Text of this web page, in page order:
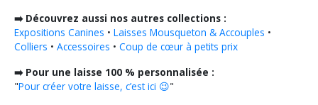
➡️ Découvrez aussi nos autres collections :
Expositions Canines • Laisses Mousqueton & Accouples •
Colliers • Accessoires • Coup de cœur à petits prix
➡️ Pour une laisse 100 % personnalisée :
"Pour créer votre laisse, c’est ici 😉"